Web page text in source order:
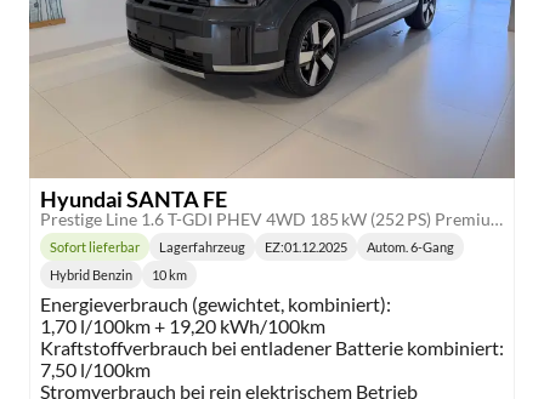
Hyundai SANTA FE
Prestige Line 1.6 T-GDI PHEV 4WD 185 kW (252 PS) Premium Sound Paket, Dachreling, Navigationssystem, 360 Grad Übersichtskamera, Sitzheizung, Lenkradheizung, SmartKey, Sitzbelüftung, Head-up Display, LED-Scheinwerfer, 20 Zoll Leichtmetallfelgen, uvm.
Lieferzeit:
Sofort lieferbar Lagerfahrzeug EZ:01.12.2025
Getriebe:
Autom. 6-Gang
Kraftstoff:
Hybrid Benzin
Kilometerstand:
10 km
Energieverbrauch (gewichtet, kombiniert):
1,70 l/100km + 19,20 kWh/100km
Kraftstoffverbrauch bei entladener Batterie kombiniert:
7,50 l/100km
Stromverbrauch bei rein elektrischem Betrieb